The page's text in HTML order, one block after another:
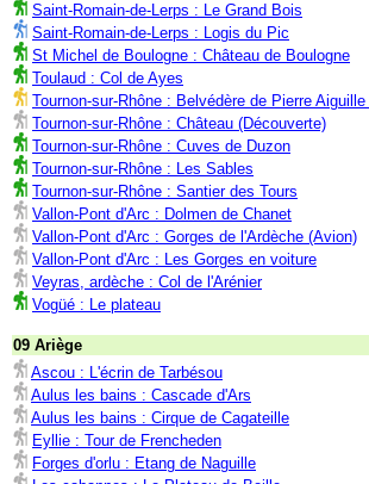
Saint-Romain-de-Lerps : Le Grand Bois
Saint-Romain-de-Lerps : Logis du Pic
St Michel de Boulogne : Château de Boulogne
Toulaud : Col de Ayes
Tournon-sur-Rhône : Belvédère de Pierre
Tournon-sur-Rhône : Château (Découverte)
Tournon-sur-Rhône : Cuves de Duzon
Tournon-sur-Rhône : Les Sables
Tournon-sur-Rhône : Santier des Tours
Vallon-Pont d'Arc : Dolmen de Chanet
Vallon-Pont d'Arc : Gorges de l'Ardèche (Avion)
Vallon-Pont d'Arc : Les Gorges en voiture
Veyras, ardèche : Col de l'Arénier
Vogüé : Le plateau
09 Ariège
Ascou : L'écrin de Tarbésou
Aulus les bains : Cascade d'Ars
Aulus les bains : Cirque de Cagateille
Eyllie : Tour de Frencheden
Forges d'orlu : Etang de Naguille